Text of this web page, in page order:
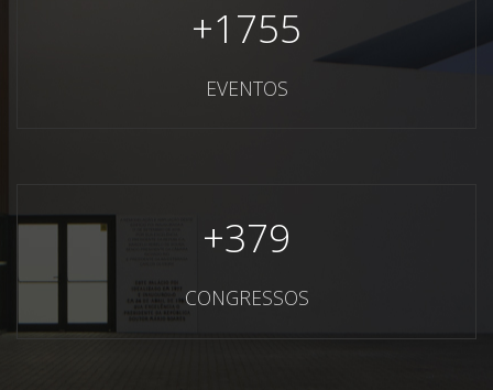
+1755
EVENTOS
+379
CONGRESSOS